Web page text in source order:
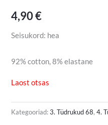
4,90€
Seisukord: hea
92% cotton, 8% elastane
Laost otsas
Kategooriad:3. Tüdrukud 68,4.